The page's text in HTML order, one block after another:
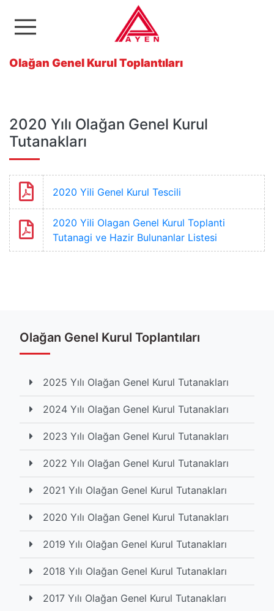
Ayen Enerji A.Ş
Olağan Genel Kurul Toplantıları
2020 Yılı Olağan Genel Kurul
Tutanakları
2020 Yili Genel Kurul Tescili
2020 Yili Olagan Genel Kurul Toplanti
Tutanagi ve Hazir Bulunanlar Listesi
Toplam Görüntülenme İçerik 1987 kez listelendi
Olağan Genel Kurul Toplantıları
2025 Yılı Olağan Genel Kurul Tutanakları
2024 Yılı Olağan Genel Kurul Tutanakları
2023 Yılı Olağan Genel Kurul Tutanakları
2022 Yılı Olağan Genel Kurul Tutanakları
2021 Yılı Olağan Genel Kurul Tutanakları
2020 Yılı Olağan Genel Kurul Tutanakları
2019 Yılı Olağan Genel Kurul Tutanakları
2018 Yılı Olağan Genel Kurul Tutanakları
2017 Yılı Olağan Genel Kurul Tutanakları